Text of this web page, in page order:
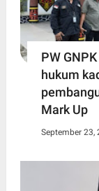
PW
hukum
Mark Up
September 23,